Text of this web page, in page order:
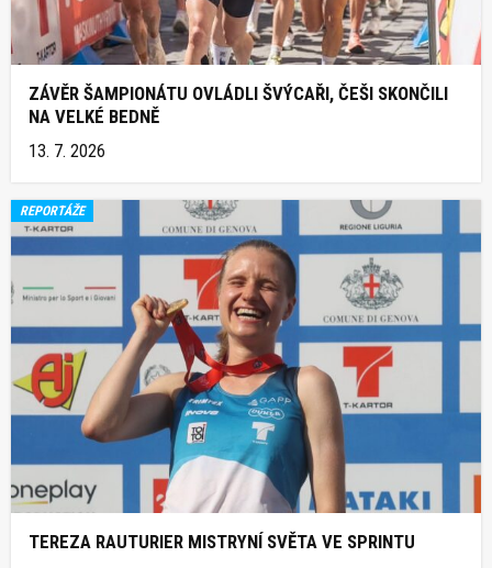
ZÁVĚR ŠAMPIONÁTU OVLÁDLI ŠVÝCAŘI, ČEŠI SKONČILI
NA VELKÉ BEDNĚ
13. 7. 2026
REPORTÁŽE
TEREZA RAUTURIER MISTRYNÍ SVĚTA VE SPRINTU